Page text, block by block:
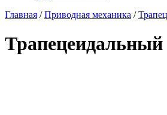
Главная /Приводная механика /
Трапецеидальный